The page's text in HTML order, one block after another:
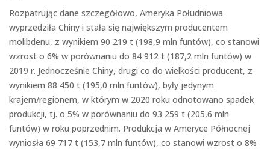
Rozpatrując dane szczegółowo, Ameryka Południowa
wyprzedziła Chiny i stała się największym producentem
molibdenu, z wynikiem 90 219 t (198,9 mln funtów), co stanowi
wzrost o 6% w porównaniu do 84 912 t (187,2 mln funtów) w
2019 r. Jednocześnie Chiny, drugi co do wielkości producent, z
wynikiem 88 450 t (195,0 mln funtów), były jedynym
krajem/regionem, w którym w 2020 roku odnotowano spadek
produkcji, tj. o 5% w porównaniu do 93 259 t (205,6 mln
funtów) w roku poprzednim. Produkcja w Ameryce Północnej
wyniosła 69 717 t (153,7 mln funtów), co stanowi wzrost o 8%